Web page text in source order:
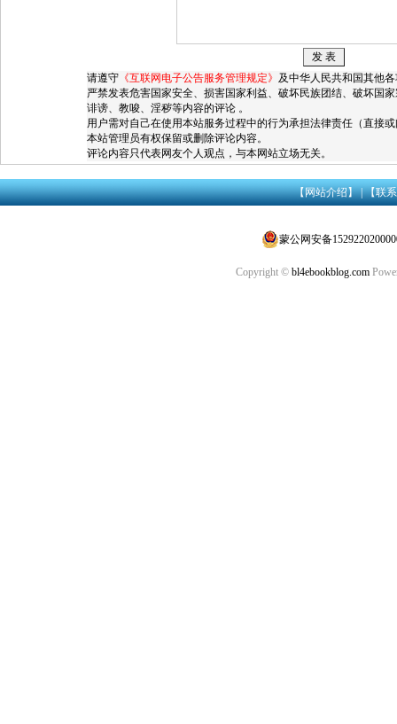
请遵守 《互联网电子公告服务管理规定》 及中华人民共和国其他
严禁发表危害国家安全、损害国家利益、破坏民族团结、破坏国
诽谤、教唆、淫秽等内容的评论 。
用户需对自己在使用本站服务过程中的行为承担法律责任（直接
本站管理员有权保留或删除评论内容。
评论内容只代表网友个人观点，与本网站立场无关。
【网站介绍】|【联
蒙公网安备
Copyright © bl4ebookblog.com